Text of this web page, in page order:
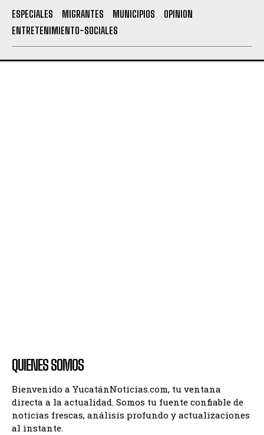
ESPECIALES MIGRANTES MUNICIPIOS
OPINION
ENTRETENIMIENTO-SOCIALES
QUIENES SOMOS
Bienvenido a YucatánNoticias.com, tu ventana
directa a la actualidad. Somos tu fuente confiable de
noticias frescas, análisis profundo y actualizaciones
al instante.